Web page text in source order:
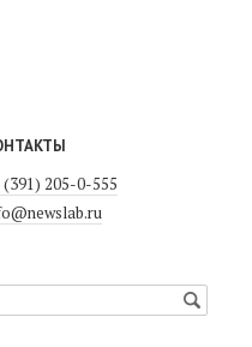
(391) 205-0-555